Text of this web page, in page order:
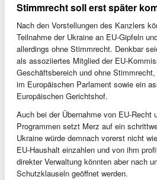
Stimmrecht soll erst später
Nach den Vorstellungen des Kanzlers
Teilnahme der Ukraine an EU-Gipfeln
allerdings ohne Stimmrecht. Denkbar
als assoziiertes Mitglied der EU-
Geschäftsbereich und ohne
im Europäischen Parlament sowie ein
Europäischen Gerichtshof.
Auch bei der Übernahme von EU-Recht
Programmen setzt Merz auf ein
Ukraine würde demnach vorerst nicht
EU-Haushalt einzahlen und von ihm
direkter Verwaltung könnten aber nach
Schutzklauseln geöffnet werden.